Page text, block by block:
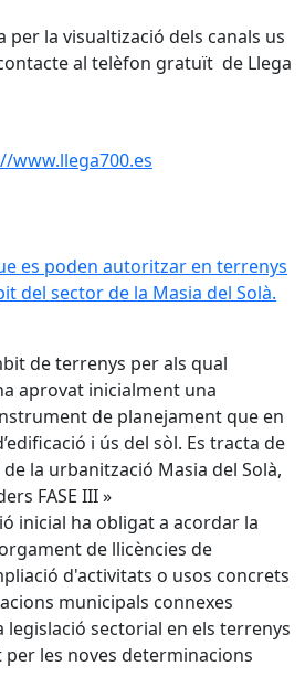
per la visualtizació dels canals us
al telèfon gratuït de Llega
www.llega700.es
es poden autoritzar en terrenys
del sector de la Masia del Solà.
de terrenys per als qual
aprovat inicialment una
de planejament que en
i ús del sòl. Es tracta de
de la urbanització Masia del Solà,
FASE III »
inicial ha obligat a acordar la
de llicències de
d'activitats o usos concrets
municipals connexes
legislació sectorial en els terrenys
per les noves determinacions